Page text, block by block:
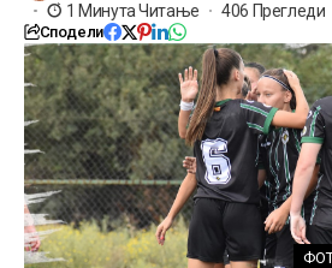
1 Минута Читање
406 Прегледи
Сподели